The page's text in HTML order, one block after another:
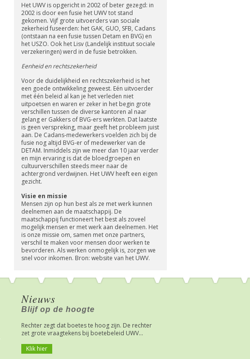
Het UWV is opgericht in 2002 of beter gezegd: in
2002 is door een fusie het UWV tot stand
gekomen. Vijf grote uitvoerders van sociale
zekerheid fuseerden: het GAK, GUO, SFB, Cadans
(ontstaan na een fusie tussen Detam en BVG) en
het USZO. Ook het Lisv (Landelijk instituut sociale
verzekeringen) werd in de fusie betrokken.
Eenheid en rechtszekerheid
Voor de duidelijkheid en rechtszekerheid is het
een goede ontwikkeling geweest. Eén uitvoerder
met één beleid al kan je het verleden niet
uitpoetsen en waren er zeker in het begin grote
verschillen tussen de diverse kantoren al naar
gelang er Gakkers of BVG-ers werkten. Dat laatste
is geen verspreking, maar geeft het probleem juist
aan. De Cadans-medewerkers voelden zich bij de
fusie nog altijd BVG-er of medewerker van de
DETAM. Inmiddels zijn we meer dan 10 jaar verder
en mijn ervaring is dat de bloedgroepen en
cultuurverschillen steeds meer naar de
achtergrond verdwijnen. Het UWV heeft een eigen
gezicht.
Visie en missie
Mensen zijn op hun best als ze met werk kunnen
deelnemen aan de maatschappij. De
maatschappij functioneert het best als zoveel
mogelijk mensen er met werk aan deelnemen. Het
is onze missie om, samen met onze partners,
verschil te maken voor mensen door werken te
bevorderen. Als werken onmogelijk is, zorgen we
snel voor inkomen. Bron: website van het UWV.
Nieuws
Blijf op de hoogte
Rechter zegt dat boetes te hoog zijn. De rechter
zet grote vraagtekens bij boetebeleid UWV...
Klik hier